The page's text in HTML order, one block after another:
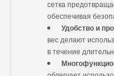
сетка
обеспечивая
Удобство и
вес делают
в течение